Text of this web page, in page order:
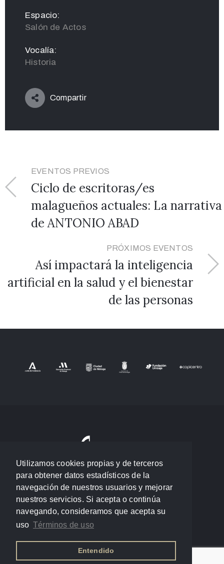
Utilizamos cookies propias y de terceros
para obtener datos estadísticos de la
navegación de nuestros usuarios y mejorar
nuestros servicios. Si acepta o continúa
navegando, consideramos que acepta su
uso Términos de uso
Entendido
Espacio:
Salón de Actos
Vocalía:
Historia
Compartir
EVENTOS PREVIOS
Ciclo de escritoras/es
malagueños actuales: La narrativa
de ANTONIO ABAD
PRÓXIMOS EVENTOS
Así impactará la inteligencia
artificial en la salud y el bienestar
de las personas
Política de privacidad